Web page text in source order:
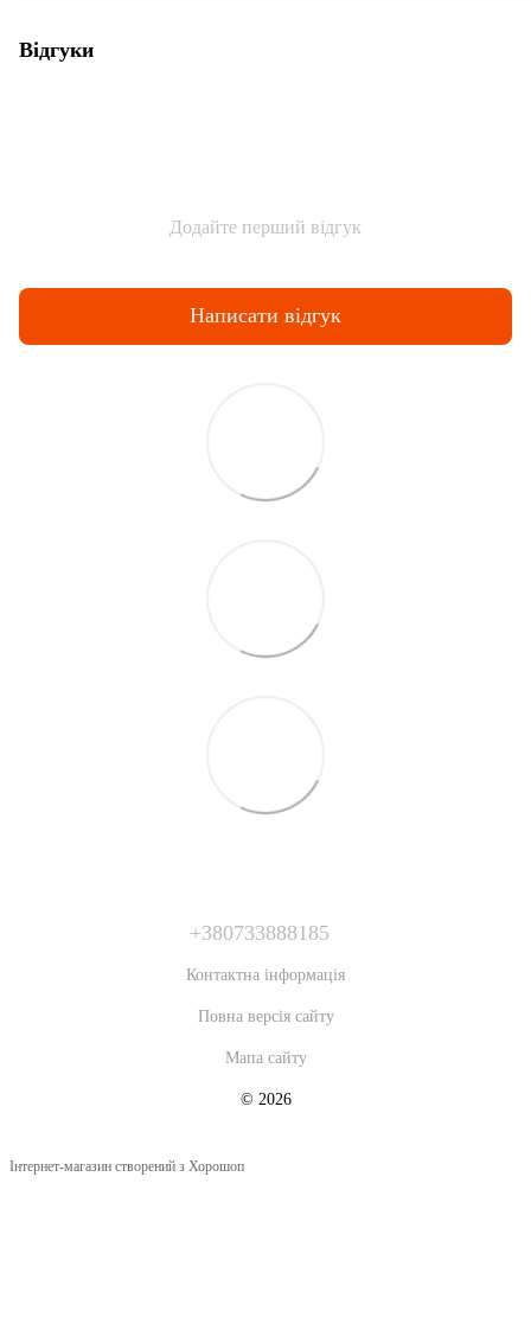
Відгуки
Додайте перший відгук
Написати відгук
+380733888185
Контактна інформація
Повна версія сайту
Мапа сайту
© 2026
Інтернет-магазин створений з Хорошоп